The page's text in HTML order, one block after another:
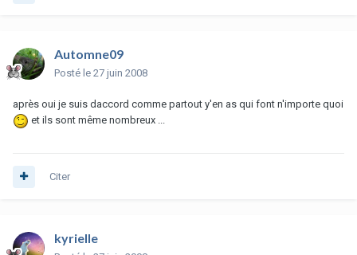
Automne09
Posté le 27 juin 2008
après oui je suis daccord comme partout y'en as qui font n'importe quoi
et ils sont même nombreux ...
Citer
kyrielle